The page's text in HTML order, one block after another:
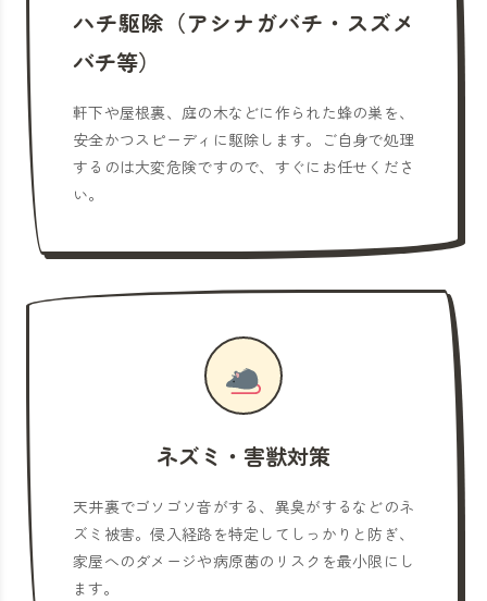
ハチ駆除（アシナガバチ・スズメ
バチ等）
軒下や屋根裏、庭の木などに作られた蜂の巣を、
安全かつスピーディに駆除します。ご自身で処理
するのは大変危険ですので、すぐにお任せくださ
い。
ネズミ・害獣対策
天井裏でゴソゴソ音がする、異臭がするなどのネ
ズミ被害。侵入経路を特定してしっかりと防ぎ、
家屋へのダメージや病原菌のリスクを最小限にし
ます。